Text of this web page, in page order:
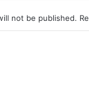
not be published.